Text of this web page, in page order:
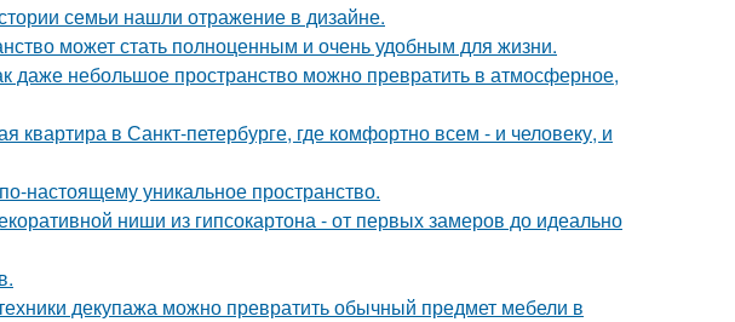
семьи нашли отражение в дизайне.
может стать полноценным и очень удобным для жизни.
даже небольшое пространство можно превратить в атмосферное,
квартира в Санкт-петербурге, где комфортно всем - и человеку, и
настоящему уникальное пространство.
ниши из гипсокартона - от первых замеров до идеально
декупажа можно превратить обычный предмет мебели в